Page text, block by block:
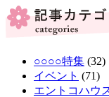
○○○○特集 (32)
イベント (71)
エントコハウ